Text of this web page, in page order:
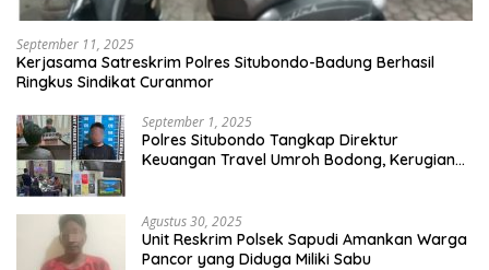
September 11, 2025
Kerjasama Satreskrim Polres Situbondo-Badung Berhasil
Ringkus Sindikat Curanmor
September 1, 2025
Polres Situbondo Tangkap Direktur
Keuangan Travel Umroh Bodong, Kerugian
Agustus 30, 2025
Unit Reskrim Polsek Sapudi Amankan Warga
Pancor yang Diduga Miliki Sabu